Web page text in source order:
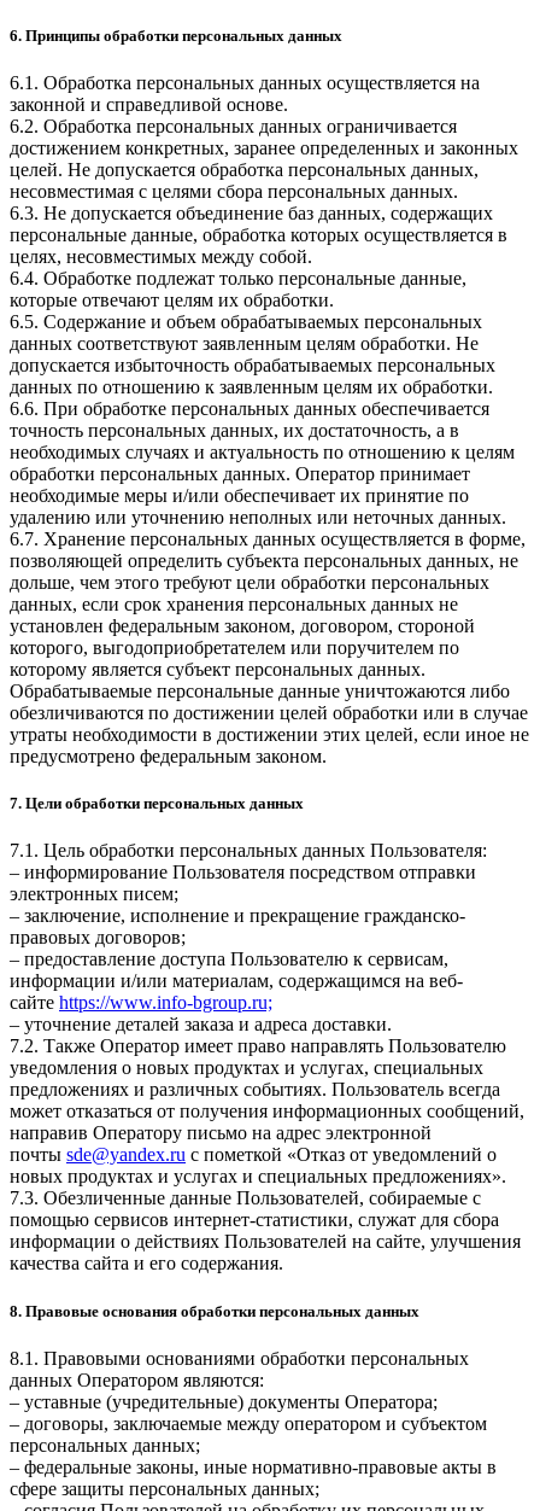
6. Принципы обработки персональных данных
6.1. Обработка персональных данных осуществляется на
законной и справедливой основе.
6.2. Обработка персональных данных ограничивается
достижением конкретных, заранее определенных и законных
целей. Не допускается обработка персональных данных,
несовместимая с целями сбора персональных данных.
6.3. Не допускается объединение баз данных, содержащих
персональные данные, обработка которых осуществляется в
целях, несовместимых между собой.
6.4. Обработке подлежат только персональные данные,
которые отвечают целям их обработки.
6.5. Содержание и объем обрабатываемых персональных
данных соответствуют заявленным целям обработки. Не
допускается избыточность обрабатываемых персональных
данных по отношению к заявленным целям их обработки.
6.6. При обработке персональных данных обеспечивается
точность персональных данных, их достаточность, а в
необходимых случаях и актуальность по отношению к целям
обработки персональных данных. Оператор принимает
необходимые меры и/или обеспечивает их принятие по
удалению или уточнению неполных или неточных данных.
6.7. Хранение персональных данных осуществляется в форме,
позволяющей определить субъекта персональных данных, не
дольше, чем этого требуют цели обработки персональных
данных, если срок хранения персональных данных не
установлен федеральным законом, договором, стороной
которого, выгодоприобретателем или поручителем по
которому является субъект персональных данных.
Обрабатываемые персональные данные уничтожаются либо
обезличиваются по достижении целей обработки или в случае
утраты необходимости в достижении этих целей, если иное не
предусмотрено федеральным законом.
7. Цели обработки персональных данных
7.1. Цель обработки персональных данных Пользователя:
– информирование Пользователя посредством отправки
электронных писем;
– заключение, исполнение и прекращение гражданско-
правовых договоров;
– предоставление доступа Пользователю к сервисам,
информации и/или материалам, содержащимся на веб-
сайте https://www.info-bgroup.ru;
– уточнение деталей заказа и адреса доставки.
7.2. Также Оператор имеет право направлять Пользователю
уведомления о новых продуктах и услугах, специальных
предложениях и различных событиях. Пользователь всегда
может отказаться от получения информационных сообщений,
направив Оператору письмо на адрес электронной
почты sde@yandex.ru с пометкой «Отказ от уведомлений о
новых продуктах и услугах и специальных предложениях».
7.3. Обезличенные данные Пользователей, собираемые с
помощью сервисов интернет-статистики, служат для сбора
информации о действиях Пользователей на сайте, улучшения
качества сайта и его содержания.
8. Правовые основания обработки персональных данных
8.1. Правовыми основаниями обработки персональных
данных Оператором являются:
– уставные (учредительные) документы Оператора;
– договоры, заключаемые между оператором и субъектом
персональных данных;
– федеральные законы, иные нормативно-правовые акты в
сфере защиты персональных данных;